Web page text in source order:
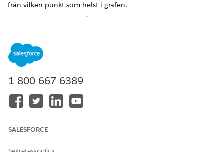
från vilken punkt som helst i grafen.
VERSIONER SOM KRÄVS
Tillgängliga i: Lightning Experience
Tillgängliga i:
Hitta enkelt startpunkten för en graf och se dess relaterade
objekt och filtrera poster enligt dina behov.
Få en mer kompakt vy av ARC-grafen
1-800-667-6389
SALESFORCE